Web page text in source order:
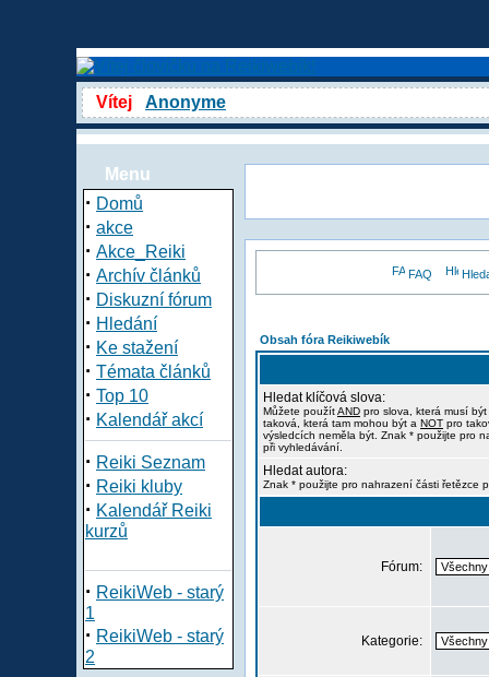
Vítej Anonyme
Menu
· Domů
· akce
· Akce_Reiki
· Archív článků
· Diskuzní fórum
· Hledání
· Ke stažení
· Témata článků
· Top 10
· Kalendář akcí
· Reiki Seznam
· Reiki kluby
· Kalendář Reiki
kurzů
· ReikiWeb - starý
1
· ReikiWeb - starý
2
FAQ
Obsah fóra Reikiwebík
Hledat klíčová slova:
Můžete použítAND pro slova, která musí
taková, která tam mohou být a NOT pro
výsledcích neměla být. Znak * použijte pro
při vyhledávání.
Hledat autora:
Znak * použijte pro nahrazení části řetězce
Fórum:
Kategorie: